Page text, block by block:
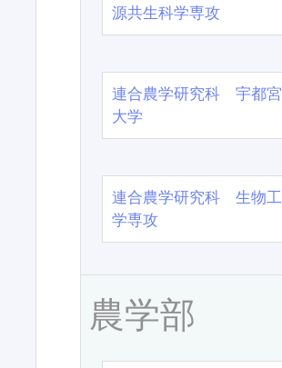
源共生科学専攻
連合農学研究科 宇都宮
大学
連合農学研究科 生物工
学専攻
農学部